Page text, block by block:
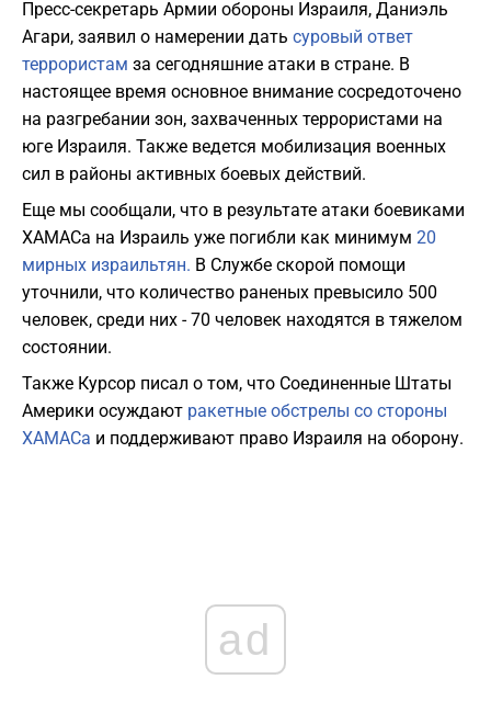
Пресс-секретарь Армии обороны Израиля, Даниэль
Агари, заявил о намерении дать суровый ответ
террористам за сегодняшние атаки в стране. В
настоящее время основное внимание сосредоточено
на разгребании зон, захваченных террористами на
юге Израиля. Также ведется мобилизация военных
сил в районы активных боевых действий.
Еще мы сообщали, что в результате атаки боевиками
ХАМАСа на Израиль уже погибли как минимум 20
мирных израильтян. В Службе скорой помощи
уточнили, что количество раненых превысило 500
человек, среди них - 70 человек находятся в тяжелом
состоянии.
Также Курсор писал о том, что Соединенные Штаты
Америки осуждают ракетные обстрелы со стороны
ХАМАСа и поддерживают право Израиля на оборону.
ad